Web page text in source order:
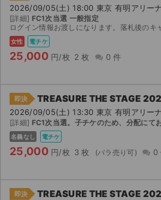
2026/09/05(土) 18:00 東京 有明アリーナ
[詳細] FC1次当選 一般指定
ログイン情報お渡しになります。落札後のキャンセル受け付けておりませ
女性 電チケ
25,000 円/枚 2 枚 0 件
即決 TREASURE THE STAGE
2026/09/05(土) 13:30 東京 有明アリーナ
[詳細] FC1次当選。子チケのため、分配にて
名義なし 電チケ
25,000 円/枚 3 枚 0
即決 TREASURE THE STAGE